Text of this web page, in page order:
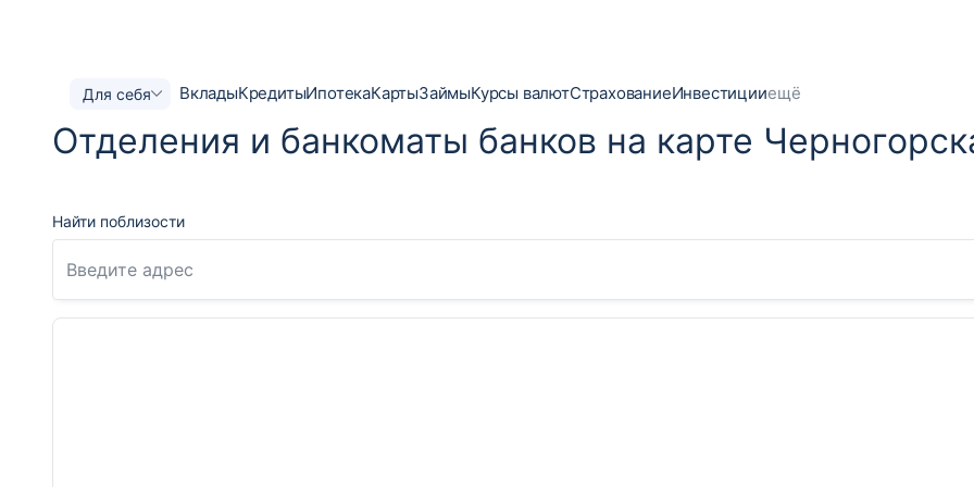
Для себя ВкладыКредитыИпотекаКартыЗаймыКурсы валютСтрахованиеИнвестицииещё
Отделения и банкоматы банков на карте
Найти поблизости